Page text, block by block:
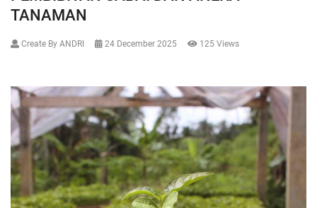
TANAMAN
Create By ANDRI 24 December 2025 125 Views